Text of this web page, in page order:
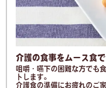
介護の食事をムース食
咀嚼・嚥下の困難な方でも
トします。
介護食の準備にお疲れのご